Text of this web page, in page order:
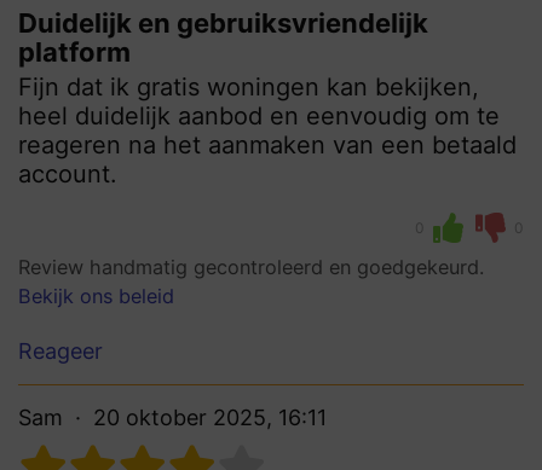
Duidelijk en gebruiksvriendelijk
platform
Fijn dat ik gratis woningen kan bekijken,
heel duidelijk aanbod en eenvoudig om te
reageren na het aanmaken van een betaald
account.
0 0
Review handmatig gecontroleerd en goedgekeurd.
Bekijk ons beleid
Reageer
Sam 20 oktober 2025, 16:11